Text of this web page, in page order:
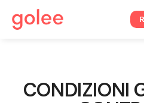
CONDIZIONI